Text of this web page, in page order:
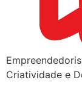
Criatividade e